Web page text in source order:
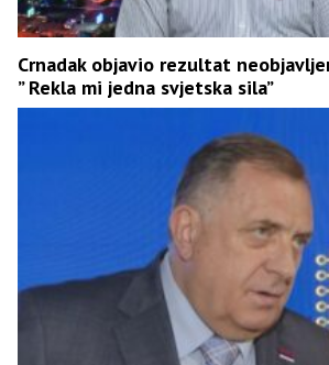
Crnadak objavio rezultat
” Rekla mi jedna svjetska sila”